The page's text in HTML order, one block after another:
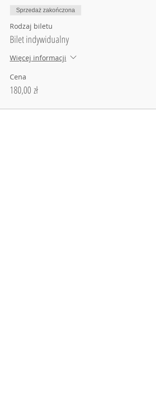
Sprzedaż zakończona
Rodzaj biletu
Bilet indywidualny
Więcej informacji
Cena
180,00 zł